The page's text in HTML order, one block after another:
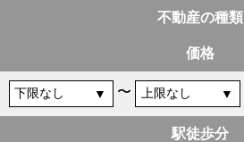
不動産の種類
価格
〜
駅徒歩分